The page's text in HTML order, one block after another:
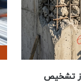
تشخیص